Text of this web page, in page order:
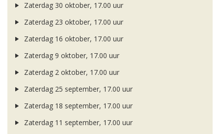
Zaterdag 30 oktober, 17.00 uur
Zaterdag 23 oktober, 17.00 uur
Zaterdag 16 oktober, 17.00 uur
Zaterdag 9 oktober, 17.00 uur
Zaterdag 2 oktober, 17.00 uur
Zaterdag 25 september, 17.00 uur
Zaterdag 18 september, 17.00 uur
Zaterdag 11 september, 17.00 uur